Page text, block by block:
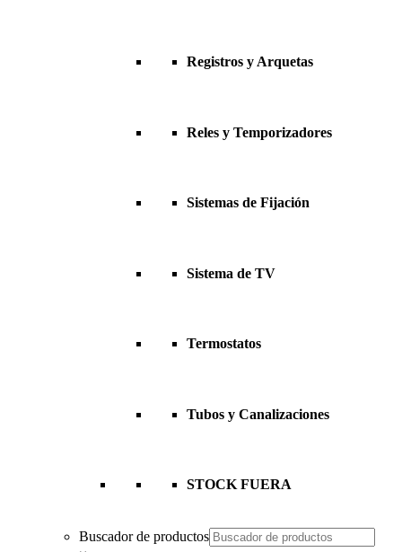
Registros y Arquetas
Reles y Temporizadores
Sistemas de Fijación
Sistema de TV
Termostatos
Tubos y Canalizaciones
STOCK FUERA
Buscador de productos